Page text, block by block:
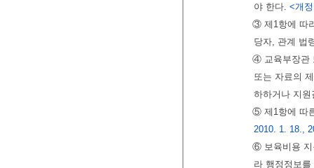
야 한다. <개
③ 제1항에 따
당자, 관계 법
④ 교육부장관
또는 자료의
하하거나 지
⑤ 제1항에 따
2010. 1. 18.,
⑥ 보육비용 지
라 행정정보